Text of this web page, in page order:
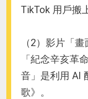
TikTok 用戶搬
（2）影片「
「紀念辛亥革
音」是利用 AI
歌》。